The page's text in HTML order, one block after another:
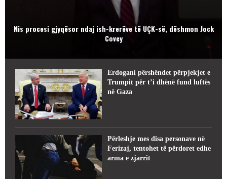
Nis procesi gjyqësor ndaj ish-krerëve të UÇK-së, dëshmon Jock
Covey
Erdogani përshëndet përpjekjet e
Trumpit për t’i dhënë fund luftës
në Gaza
Përleshje mes disa personave në
Ferizaj, tentohet të përdoret edhe
arma e zjarrit